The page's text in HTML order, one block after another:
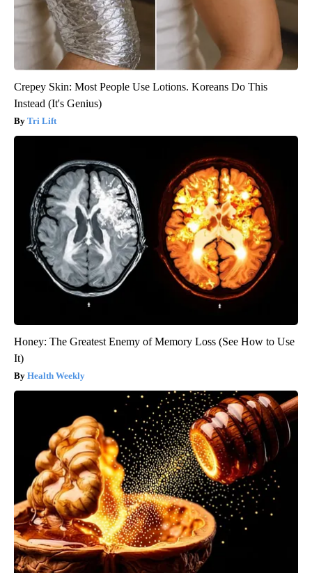
Crepey Skin: Most People Use Lotions. Koreans Do This
Instead (It's Genius)
Tri Lift
Honey: The Greatest Enemy of Memory Loss (See How to Use
It)
Health Weekly